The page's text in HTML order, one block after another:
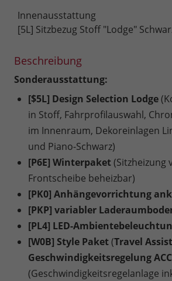
Innenausstattung
[5L] Sitzbezug Stoff "Lodge"
Beschreibung
Sonderausstattung:
[$5L] Design Selection Lodge
in Stoff, Fahrprofilauswahl,
im Innenraum, Dekoreinlagen
und Piano-Schwarz)
[P6E] Winterpaket(Sitzheizung
Frontscheibe beheizbar)
[PK0] Anhängevorrichtung
[PKP] variabler
[PL4] LED-
[W0B] Style Paket(Travel
Geschwindigkeitsregelung
(Geschwindigkeitsregelanlage